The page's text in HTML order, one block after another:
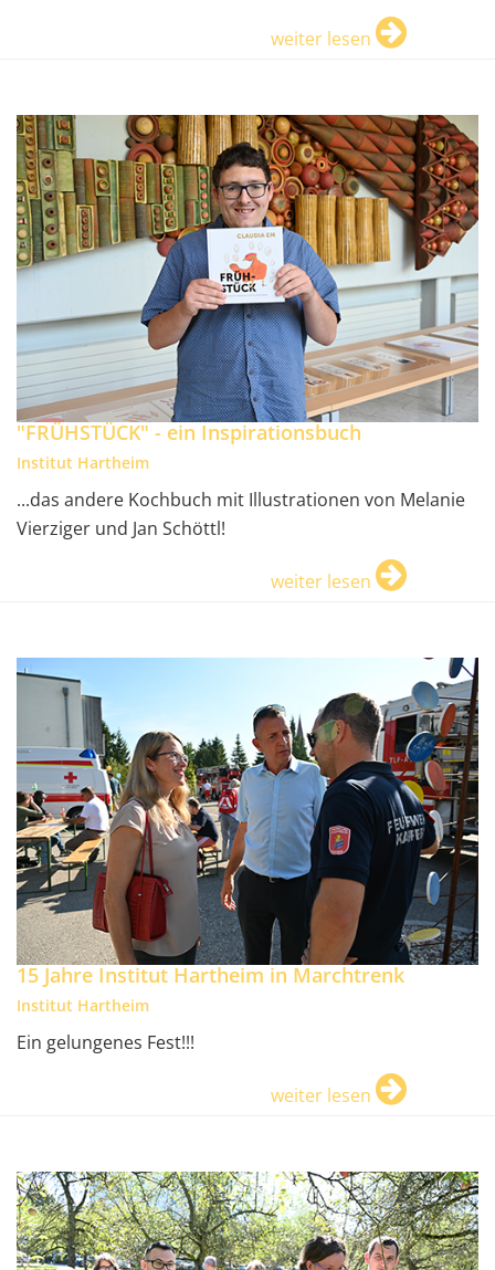
weiter lesen
"FRÜHSTÜCK" - ein Inspirationsbuch
Institut Hartheim
...das andere Kochbuch mit Illustrationen von Melanie
Vierziger und Jan Schöttl!
weiter lesen
15 Jahre Institut Hartheim in Marchtrenk
Institut Hartheim
Ein gelungenes Fest!!!
weiter lesen